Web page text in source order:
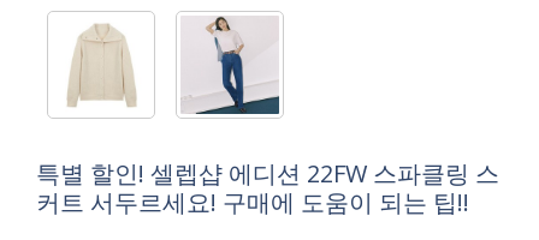
특별 할인! 셀렙샵 에디션 22FW 스파클링 스
커트 서두르세요! 구매에 도움이 되는 팁!!